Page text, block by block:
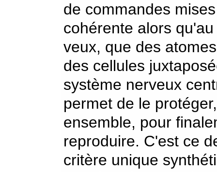
de commandes
cohérente alors
veux, que des
des cellules
système nerveux
permet de le
ensemble, pour
reproduire. C'est ce
critère unique